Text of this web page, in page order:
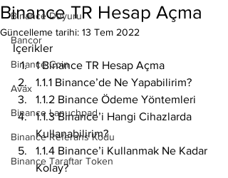
Binance Duyuru
Bancor
Binance Coin
Avax
Binance Lanuchpad
Binance Referans Kodu
Binance Taraftar Token
Binance TR Hesap Açma
Güncelleme tarihi: 13 Tem 2022
İçerikler
1 Binance TR Hesap Açma
1.1.1 Binance’de Ne Yapabilirim?
1.1.2 Binance Ödeme Yöntemleri
1.1.3 Binance’i Hangi Cihazlarda
Kullanabilirim?
1.1.4 Binance’i Kullanmak Ne Kadar
Kolay?